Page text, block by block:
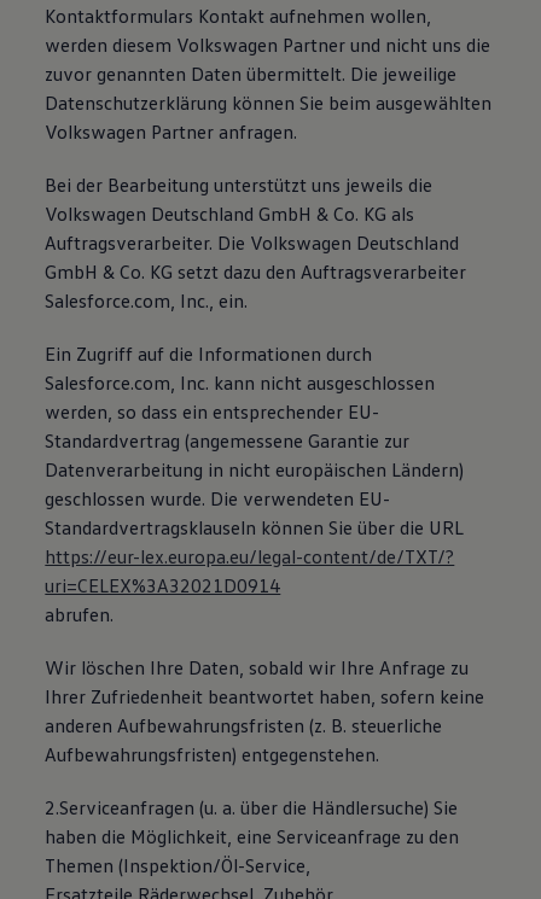
Kontaktformulars Kontakt aufnehmen wollen,
werden diesem Volkswagen Partner und nicht uns die
zuvor genannten Daten übermittelt. Die jeweilige
Datenschutzerklärung können Sie beim ausgewählten
Volkswagen Partner anfragen.
Bei der Bearbeitung unterstützt uns jeweils die
Volkswagen Deutschland GmbH & Co. KG als
Auftragsverarbeiter. Die Volkswagen Deutschland
GmbH & Co. KG setzt dazu den Auftragsverarbeiter
Salesforce.com, Inc., ein.
Ein Zugriff auf die Informationen durch
Salesforce.com, Inc. kann nicht ausgeschlossen
werden, so dass ein entsprechender EU-
Standardvertrag (angemessene Garantie zur
Datenverarbeitung in nicht europäischen Ländern)
geschlossen wurde. Die verwendeten EU-
Standardvertragsklauseln können Sie über die URL
https://eur-lex.europa.eu/legal-content/de/TXT/?
uri=CELEX%3A32021D0914
abrufen.
Wir löschen Ihre Daten, sobald wir Ihre Anfrage zu
Ihrer Zufriedenheit beantwortet haben, sofern keine
anderen Aufbewahrungsfristen (z. B. steuerliche
Aufbewahrungsfristen) entgegenstehen.
2.Serviceanfragen (u. a. über die Händlersuche) Sie
haben die Möglichkeit, eine Serviceanfrage zu den
Themen (Inspektion/Öl-Service,
Ersatzteile,Räderwechsel, Zubehör,